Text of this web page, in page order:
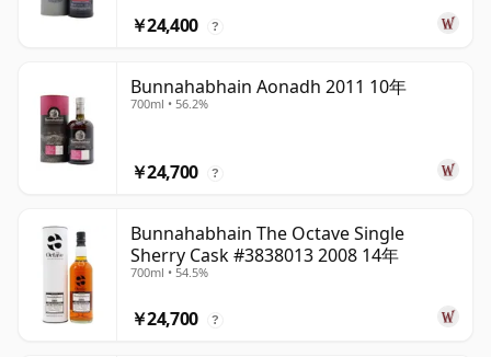
￥24,400 ?
Bunnahabhain Aonadh 2011 10年
700ml • 56.2%
￥24,700 ?
Bunnahabhain The Octave Single
Sherry Cask #3838013 2008 14年
700ml • 54.5%
￥24,700 ?